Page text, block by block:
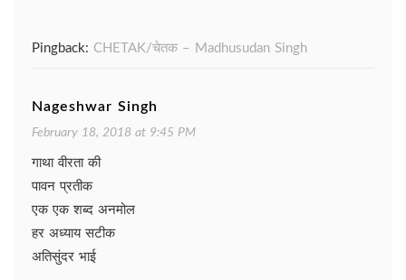
Pingback: CHETAK/चेतक – Madhusudan Singh
Nageshwar Singh
February 18, 2018 at 9:45 PM
गाथा वीरता की
पावन प्रतीक
एक एक शब्द अनमोल
हर अध्याय सटीक
अतिसुंदर भाई